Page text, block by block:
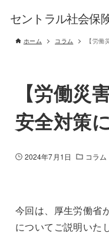
セントラル社会保
ホーム コラム 【労働
【労働災
安全対策
2024年7月1日 コラム
今回は、厚生労働省
についてご説明いた